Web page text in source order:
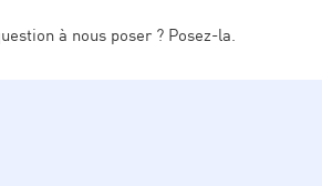
à nous poser ? Posez-la.